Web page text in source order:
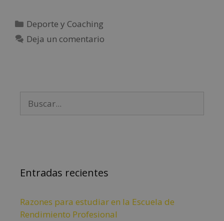
Deporte y Coaching
Deja un comentario
Entradas recientes
Razones para estudiar en la Escuela de
Rendimiento Profesional